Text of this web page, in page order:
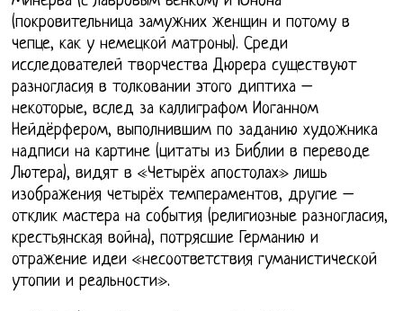
(покровительница замужних женщин и потому в
чепце, как у немецкой матроны). Среди
исследователей творчества Дюрера существуют
разногласия в толковании этого диптиха –
некоторые, вслед за каллиграфом Иоганном
Нейдёрфером, выполнившим по заданию художника
надписи на картине (цитаты из Библии в переводе
Лютера), видят в «Четырёх апостолах» лишь
изображения четырёх темпераментов, другие –
отклик мастера на события (религиозные разногласия,
крестьянская война), потрясшие Германию и
отражение идеи «несоответствия гуманистической
утопии и реальности».